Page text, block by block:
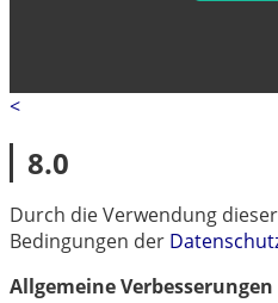
中
<
8.0
Durch die Verwendung
Bedingungen der
Allgemeine Verbesserungen